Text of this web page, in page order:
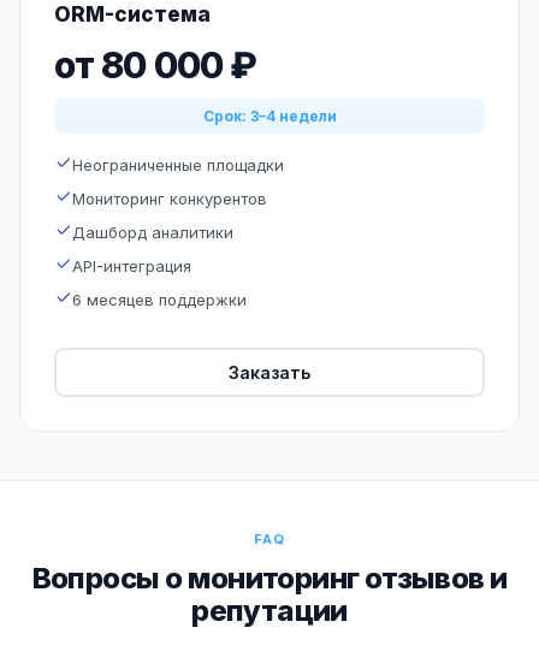
ORM-система
от 80 000 ₽
Срок: 3–4 недели
Неограниченные площадки
Мониторинг конкурентов
Дашборд аналитики
API-интеграция
6 месяцев поддержки
Заказать
FAQ
Вопросы о мониторинг отзывов и
репутации